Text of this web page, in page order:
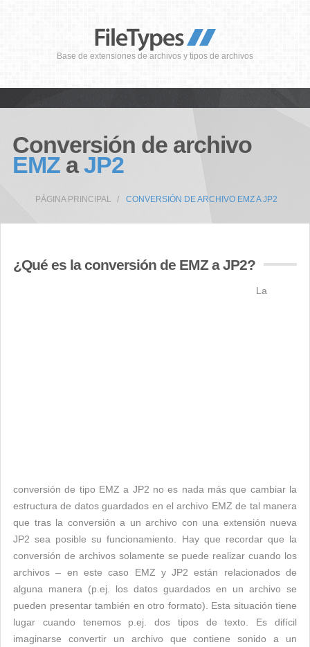
Base de extensiones de archivos y tipos de archivos
Conversión de archivo
EMZ aJP2
PÁGINA PRINCIPAL CONVERSIÓN DE ARCHIVO EMZ A JP2
¿Qué es la conversión de EMZ a JP2?
La
conversión de tipo EMZ a JP2 no es nada más que cambiar la
estructura de datos guardados en el archivo EMZ de tal manera
que tras la conversión a un archivo con una extensión nueva
JP2 sea posible su funcionamiento. Hay que recordar que la
conversión de archivos solamente se puede realizar cuando los
archivos – en este caso EMZ y JP2 están relacionados de
alguna manera (p.ej. los datos guardados en un archivo se
pueden presentar también en otro formato). Esta situación tiene
lugar cuando tenemos p.ej. dos tipos de texto. Es difícil
imaginarse convertir un archivo que contiene sonido a un